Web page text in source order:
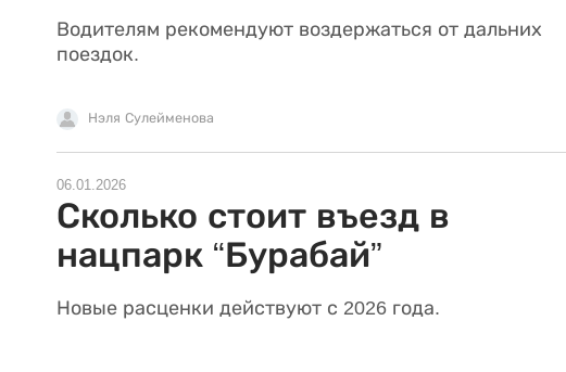
Водителям рекомендуют воздержаться от дальних
поездок.
Нэля Сулейменова
06.01.2026
Сколько стоит въезд в
нацпарк “Бурабай”
Новые расценки действуют с 2026 года.